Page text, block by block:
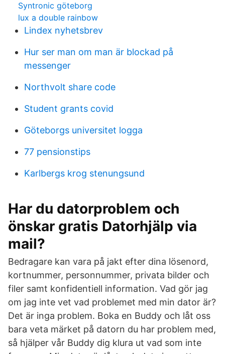
Syntronic göteborg
lux a double rainbow
Lindex nyhetsbrev
Hur ser man om man är blockad på
messenger
Northvolt share code
Student grants covid
Göteborgs universitet logga
77 pensionstips
Karlbergs krog stenungsund
Har du datorproblem och
önskar gratis Datorhjälp via
mail?
Bedragare kan vara på jakt efter dina lösenord,
kortnummer, personnummer, privata bilder och
filer samt konfidentiell information. Vad gör jag
om jag inte vet vad problemet med min dator är?
Det är inga problem. Boka en Buddy och låt oss
bara veta märket på datorn du har problem med,
så hjälper vår Buddy dig klura ut vad som inte